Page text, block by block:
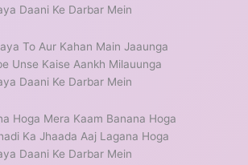
Daani Ke Darbar Mein
To Aur Kahan Main Jaaunga
Unse Kaise Aankh Milauunga
Daani Ke Darbar Mein
Hoga Mera Kaam Banana Hoga
Ka Jhaada Aaj Lagana Hoga
Daani Ke Darbar Mein